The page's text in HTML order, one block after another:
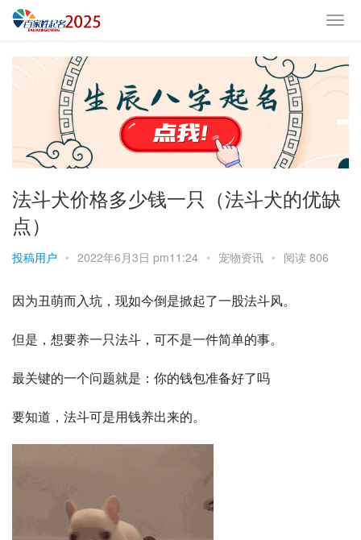
法斗犬价格多少钱一只（法斗犬的优缺
点）
投稿用户 • 2022年6月3日 pm11:24 • 宠物资讯 • 阅读 806
因为丑萌而入坑，现如今倒是掀起了一股法斗风。
但是，想要养一只法斗，可不是一件简单的事。
最关键的一个问题就是：你的钱包准备好了吗
要知道，法斗可是用钱养出来的。